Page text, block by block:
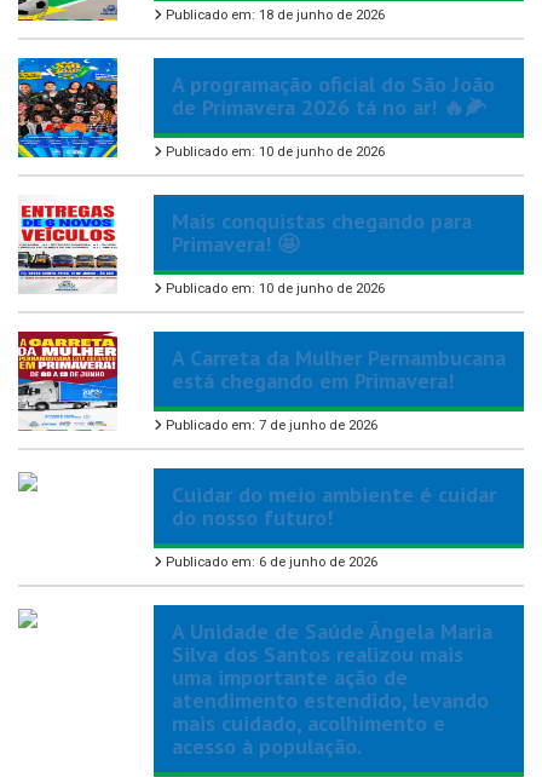
Publicado em: 18 de junho de 2026
A programação oficial do São João
de Primavera 2026 tá no ar! 🔥🌽
Publicado em: 10 de junho de 2026
Mais conquistas chegando para
Primavera! 🤩
Publicado em: 10 de junho de 2026
A Carreta da Mulher Pernambucana
está chegando em Primavera!
Publicado em: 7 de junho de 2026
Cuidar do meio ambiente é cuidar
do nosso futuro!
Publicado em: 6 de junho de 2026
A Unidade de Saúde Ângela Maria
Silva dos Santos realizou mais
uma importante ação de
atendimento estendido, levando
mais cuidado, acolhimento e
acesso à população.